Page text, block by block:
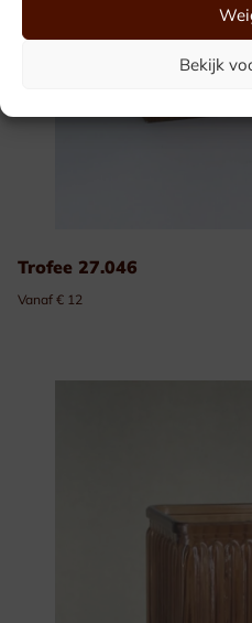
Bekijk
Trofee 27.046
Vanaf € 12